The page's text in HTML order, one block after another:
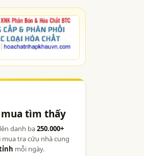
tìm thấy
danh bạ250.000+
tra cứu nhà cung
mỗi ngày.